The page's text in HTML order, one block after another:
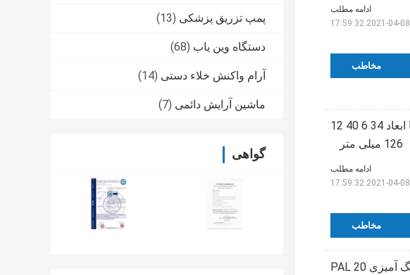
پمپ تزریق پزشکی (13)
دستگاه وین یاب (68)
آرام واکنش خلاء دستی (14)
ماشین آرایش دائمی (7)
گواهی
مخاطب
ادامه مطلب
2021-04-08 17:59:32
ردیاب ترانس واژینال کولپوسکوپ الکترونیکی دستی قابل بازرسی با ابعاد 34 6 40 12
126 میلی متر
مخاطب
ادامه مطلب
2021-04-08 17:59:32
اکو - دوستانه دوربین دیجیتال کولپوسکوپ دیجیتال دوربین / سیستم رنگ آمیزی PAL 20